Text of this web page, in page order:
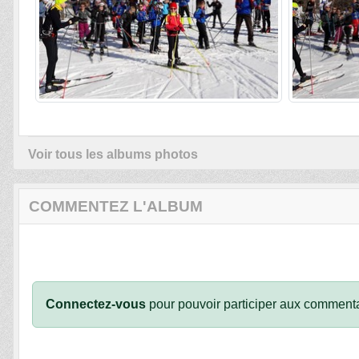
Voir tous les albums photos
COMMENTEZ L'ALBUM
Connectez-vous pour pouvoir participer aux